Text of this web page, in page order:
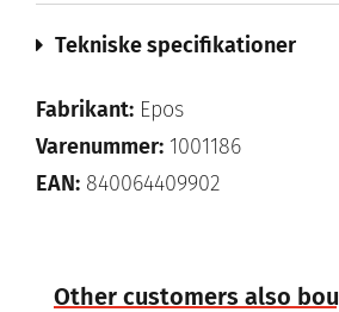
Tekniske specifikationer
Fabrikant: Epos
Varenummer: 1001186
EAN: 840064409902
Other customers also